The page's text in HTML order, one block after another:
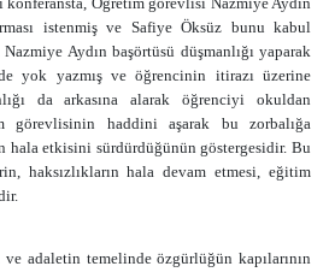
istenmiş ve Safiye Öksüz bunu kabul
Aydın başörtüsü düşmanlığı yaparak
yok yazmış ve öğrencinin itirazı üzerine
da arkasına alarak öğrenciyi okuldan
görevlisinin haddini aşarak bu zorbalığa
hala etkisini sürdürdüğünün göstergesidir. Bu
haksızlıkların hala devam etmesi, eğitim
adaletin temelinde özgürlüğün kapılarının